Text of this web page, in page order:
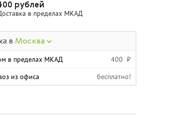
рублей
в пределах МКАД
в Москва
в пределах МКАД
400 ₽
из офиса
бесплатно!